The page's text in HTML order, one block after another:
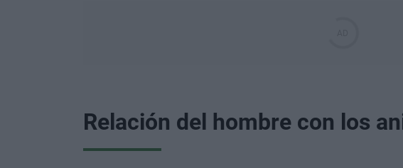
Relación del hombre con los